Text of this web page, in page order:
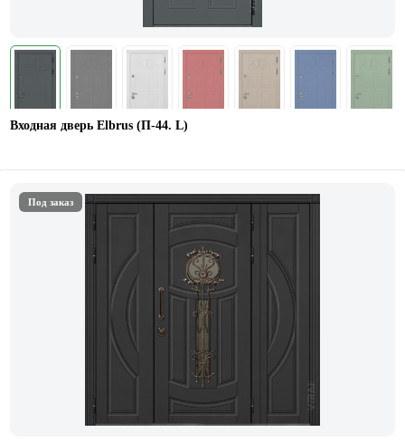
Входная дверь Elbrus (П-44. L)
Под заказ